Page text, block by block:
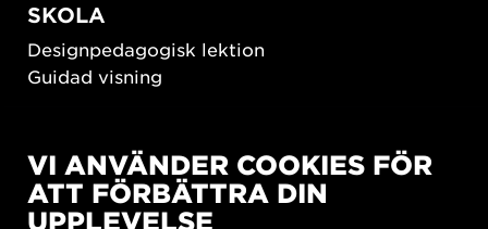
SKOLA
Designpedagogisk lektion
Guidad visning
New European Bauhaus
SUSTAINORDIC
Share Future Living
VI ANVÄNDER COOKIES FÖR
ATT FÖRBÄTTRA DIN
UPPLEVELSE